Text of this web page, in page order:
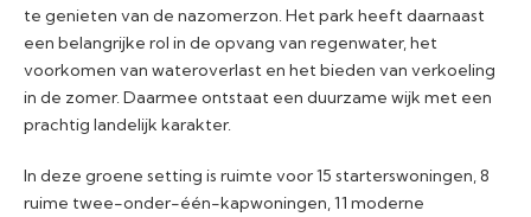
te genieten van de nazomerzon. Het park heeft daarnaast
een belangrijke rol in de opvang van regenwater, het
voorkomen van wateroverlast en het bieden van verkoeling
in de zomer. Daarmee ontstaat een duurzame wijk met een
prachtig landelijk karakter.
In deze groene setting is ruimte voor 15 starterswoningen, 8
ruime twee-onder-één-kapwoningen, 11 moderne